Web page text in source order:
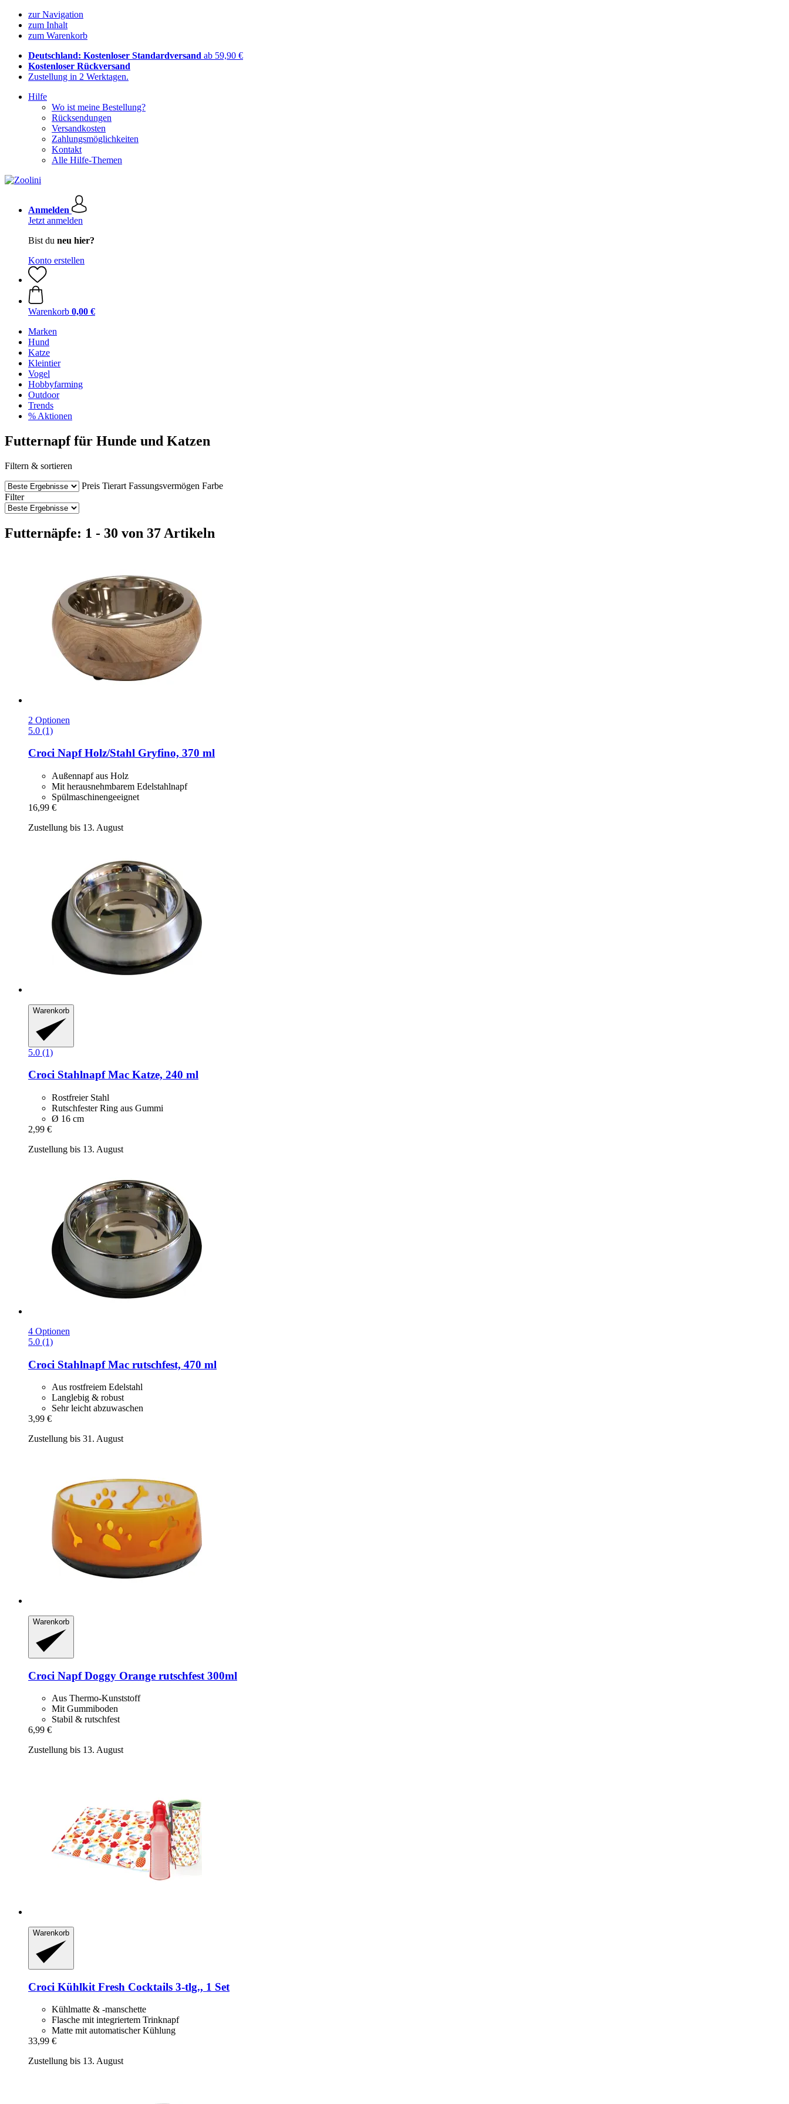
zur Navigation
zum Inhalt
zum Warenkorb
Deutschland: Kostenloser Standardversand ab 59,90 €
Kostenloser Rückversand
Zustellung in 2 Werktagen.
Hilfe
Wo ist meine Bestellung?
Rücksendungen
Versandkosten
Zahlungsmöglichkeiten
Kontakt
Alle Hilfe-Themen
Anmelden
Jetzt anmelden
Bist du neu hier?
Konto erstellen
Warenkorb 0,00 €
Marken
Hund
Katze
Kleintier
Vogel
Hobbyfarming
Outdoor
Trends
% Aktionen
Futternapf für Hunde und Katzen
Filtern & sortieren
Preis Tierart Fassungsvermögen Farbe
Filter
Futternäpfe: 1 - 30 von 37 Artikeln
2 Optionen
5.0 (1)
Croci Napf Holz/Stahl Gryfino, 370 ml
Außennapf aus Holz
Mit herausnehmbarem Edelstahlnapf
Spülmaschinengeeignet
16,99 €
Zustellung bis 13. August
Warenkorb
5.0 (1)
Croci Stahlnapf Mac Katze, 240 ml
Rostfreier Stahl
Rutschfester Ring aus Gummi
Ø 16 cm
2,99 €
Zustellung bis 13. August
4 Optionen
5.0 (1)
Croci Stahlnapf Mac rutschfest, 470 ml
Aus rostfreiem Edelstahl
Langlebig & robust
Sehr leicht abzuwaschen
3,99 €
Zustellung bis 31. August
Warenkorb
Croci Napf Doggy Orange rutschfest 300ml
Aus Thermo-Kunststoff
Mit Gummiboden
Stabil & rutschfest
6,99 €
Zustellung bis 13. August
Warenkorb
Croci Kühlkit Fresh Cocktails 3-​tlg., 1 Set
Kühlmatte & -manschette
Flasche mit integriertem Trinknapf
Matte mit automatischer Kühlung
33,99 €
Zustellung bis 13. August